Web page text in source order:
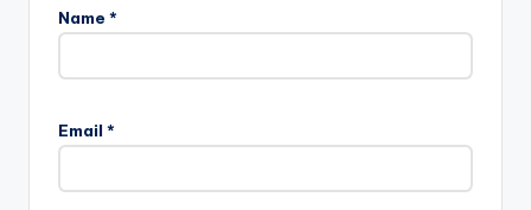
Name *
Email *